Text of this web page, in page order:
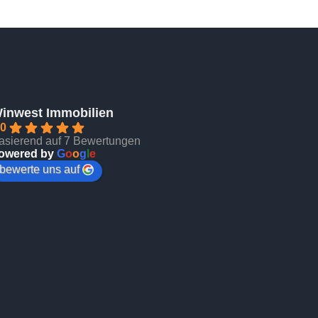
Immobilien
auf 7 Bewertungen
by Goog e
bewerte uns auf